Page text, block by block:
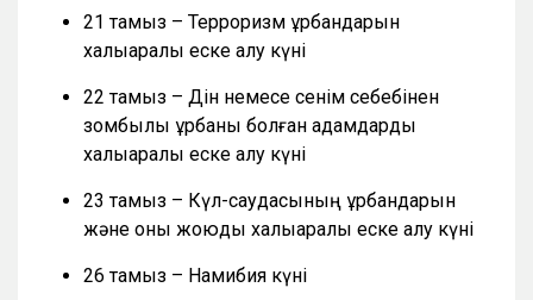
21 тамыз – Терроризм құрбандарын
халықаралық еске алу күні
22 тамыз – Дін немесе сенім себебінен
зомбылық құрбаны болған адамдарды
халықаралық еске алу күні
23 тамыз – Күл-саудасының құрбандарын
және оны жоюды халықаралық еске алу күні
26 тамыз – Намибия күні